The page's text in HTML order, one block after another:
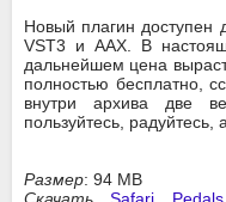
Новый плагин
VST3 и AAX. В
дальнейшем цена
полностью бесплатно,
внутри архива две
пользуйтесь, радуйтесь,
Размер: 94 MB